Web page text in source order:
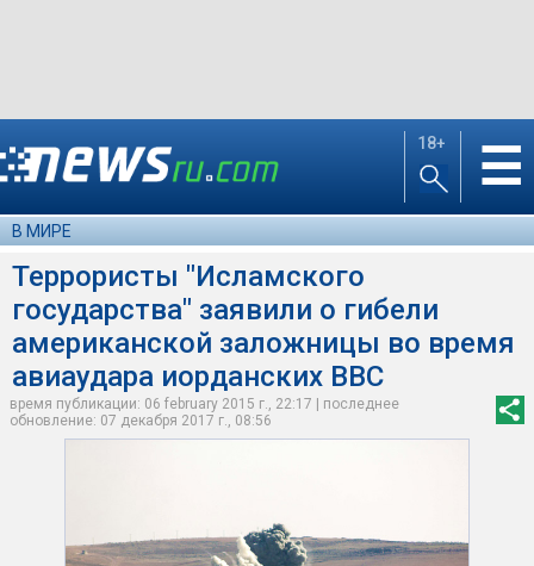
18+ ☰
В МИРЕ
Террористы "Исламского
государства" заявили о гибели
американской заложницы во время
авиаудара иорданских ВВС
время публикации: 06 february 2015 г., 22:17 | последнее
обновление: 07 декабря 2017 г., 08:56